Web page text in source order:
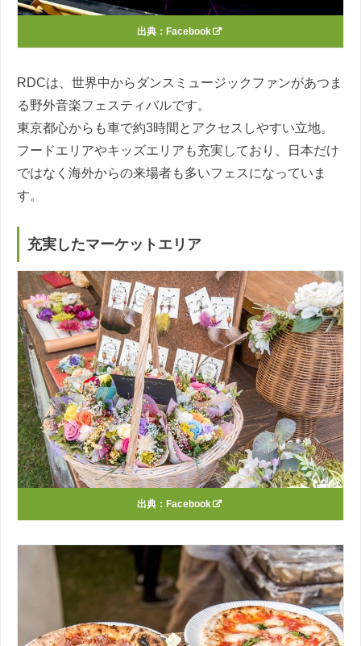
出典： Facebook
RDCは、世界中からダンスミュージックファンがあつま
る野外音楽フェスティバルです。
東京都心からも車で約3時間とアクセスしやすい立地。
フードエリアやキッズエリアも充実しており、日本だけ
ではなく海外からの来場者も多いフェスになっていま
す。
充実したマーケットエリア
出典： Facebook